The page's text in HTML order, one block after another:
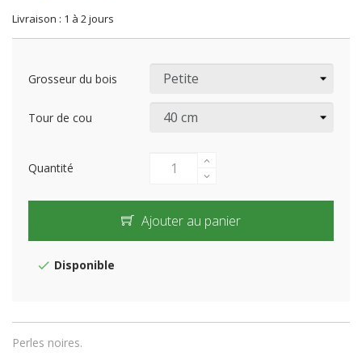
Livraison : 1 à 2 jours
Grosseur du bois
Tour de cou
Quantité
Ajouter au panier
Disponible
Perles noires.